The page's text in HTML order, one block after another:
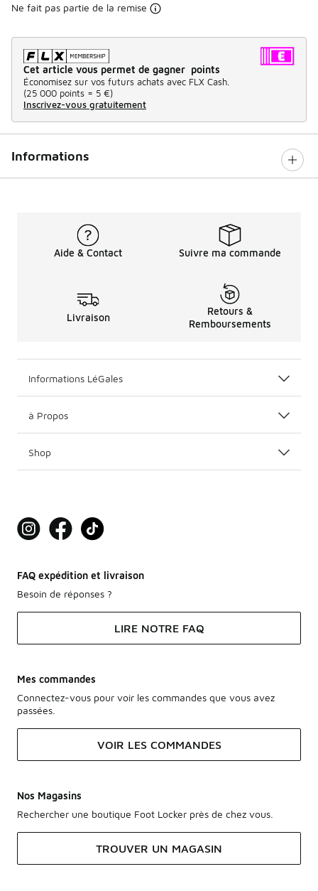
Ne fait pas partie de la remise
Cet article vous permet de gagner points
Économisez sur vos futurs achats avec FLX Cash.
(25 000 points = 5 €)
Inscrivez-vous gratuitement
Informations
Aide & Contact Suivre ma commande
Livraison
Retours &
Remboursements
Informations LéGales
à Propos
Shop
FAQ expédition et livraison
Besoin de réponses ?
LIRE NOTRE FAQ
Mes commandes
Connectez-vous pour voir les commandes que vous avez
passées.
VOIR LES COMMANDES
Nos Magasins
Rechercher une boutique Foot Locker près de chez vous.
TROUVER UN MAGASIN